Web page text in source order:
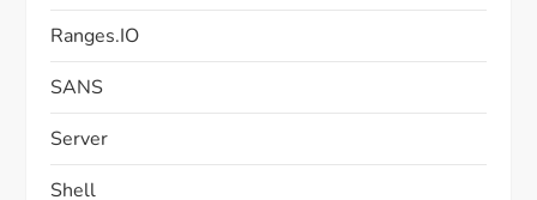
Ranges.IO
SANS
Server
Shell